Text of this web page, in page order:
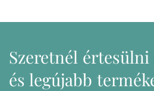
Szeretnél
és legújabb